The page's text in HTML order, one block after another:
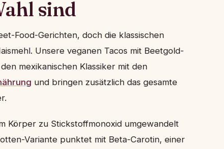
sind
Food-Gerichten, doch die klassischen
Unsere veganen Tacos mit Beetgold-
mexikanischen Klassiker mit den
und bringen zusätzlich das gesamte
Körper zu Stickstoffmonoxid umgewandelt
Variante punktet mit Beta-Carotin, einer